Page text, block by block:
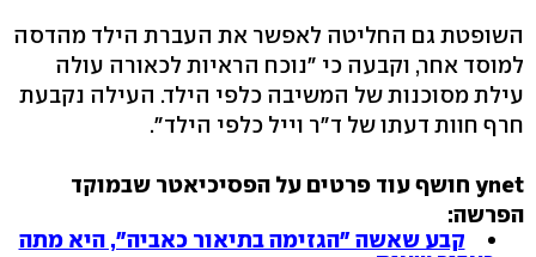
השופטת גם החליטה לאפשר את העברת הילד מהדסה
למוסד אחר, וקבעה כי "נוכח הראיות לכאורה עולה
עילת מסוכנות של המשיבה כלפי הילד. העילה נקבעת
חרף חוות דעתו של ד"ר וייל כלפי הילד".
ynet חושף עוד פרטים על הפסיכיאטר שבמוקד
הפרשה:
קבע שאשה "הגזימה בתיאור כאביה", היא מתה